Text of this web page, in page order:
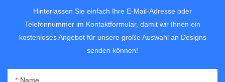
Hinterlassen Sie einfach Ihre E-Mail-Adresse oder
Telefonnummer im Kontaktformular, damit wir Ihnen ein
kostenloses Angebot für unsere große Auswahl an Designs
senden können!
Name